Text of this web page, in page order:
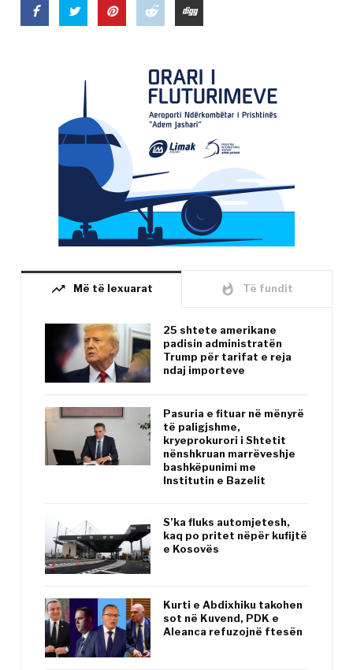
trending_up Më të lexuarat whatshot Të fundit
25 shtete amerikane
padisin administratën
Trump për tarifat e reja
ndaj importeve
Pasuria e fituar në mënyrë
të paligjshme,
kryeprokurori i Shtetit
nënshkruan marrëveshje
bashkëpunimi me
Institutin e Bazelit
S’ka fluks automjetesh,
kaq po pritet nëpër kufijtë
e Kosovës
Kurti e Abdixhiku takohen
sot në Kuvend, PDK e
Aleanca refuzojnë ftesën